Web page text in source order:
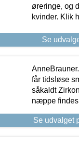
øreringe, og
kvinder. Klik
Se
får tidsløse
såkaldt
næppe
Se udvalget